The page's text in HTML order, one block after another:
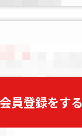
員登録をする